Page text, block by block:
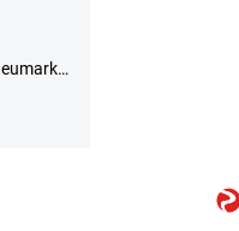
Neumarkt in der Oberpfalz, Regensburg